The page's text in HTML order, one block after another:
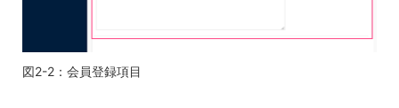
図2-2：会員登録項目